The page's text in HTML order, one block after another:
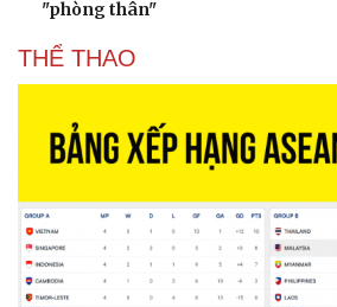
"phòng thân"
THỂ THAO